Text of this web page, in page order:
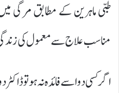
طبی ماہرین کے مطابق مرگی میں
مناسب علاج سے معمول کی
اگر کسی دوا سے فائدہ نہ ہو تو